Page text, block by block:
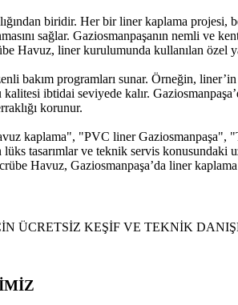
biridir. Her bir liner kaplama projesi,
sağlar. Gaziosmanpaşanın nemli ve
Havuz, liner kurulumunda kullanılan özel
bakım programları sunar. Örneğin,
ibtidai seviyede kalır.
korunur.
kaplama", "PVC liner
tasarımlar ve teknik servis konusundaki
Havuz, Gaziosmanpaşa’da liner
ÜCRETSİZ KEŞİF VE TEKNİK